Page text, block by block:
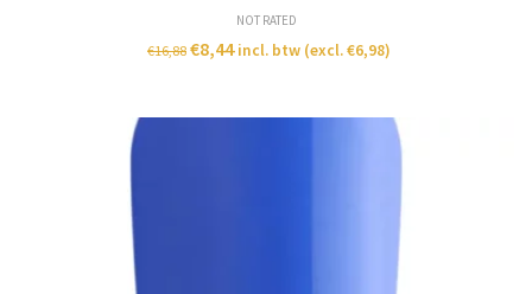
NOT RATED
€16,88 €8,44 incl. btw (excl.€6,98)